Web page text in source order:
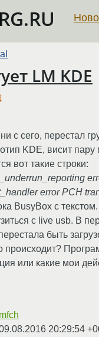
LM KDE
с сего, перестал
KDE, висит пару
вот такие строки:
error PCH
BusyBox с текстом.
с live usb. В
быть
происходит?
или какие мои
mfch
20:29:54